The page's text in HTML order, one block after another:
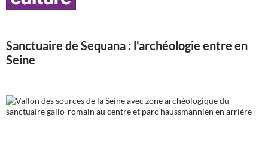
Sanctuaire de Sequana : l'archéologie entre en
Seine